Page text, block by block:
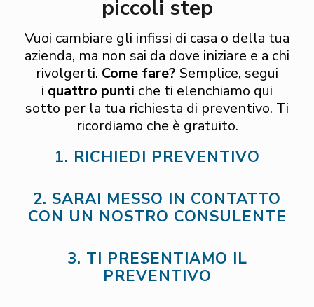
piccoli step
Vuoi cambiare gli infissi di casa o della tua
azienda, ma non sai da dove iniziare e a chi
rivolgerti. Come fare? Semplice, segui
i quattro punti che ti elenchiamo qui
sotto per la tua richiesta di preventivo. Ti
ricordiamo che è gratuito.
1. RICHIEDI PREVENTIVO
2. SARAI MESSO IN CONTATTO
CON UN NOSTRO CONSULENTE
3. TI PRESENTIAMO IL
PREVENTIVO